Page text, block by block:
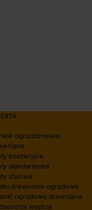
ogrodzeniowe
boazeryjne
standardowe
stylowe
drewniane ogrodowe
ogrodowe drewniane
wejścia